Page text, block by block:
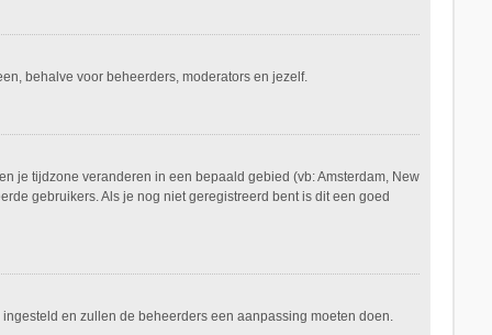
behalve voor beheerders, moderators en jezelf.
je tijdzone veranderen in een bepaald gebied (vb: Amsterdam, New
gebruikers. Als je nog niet geregistreerd bent is dit een goed
en zullen de beheerders een aanpassing moeten doen.